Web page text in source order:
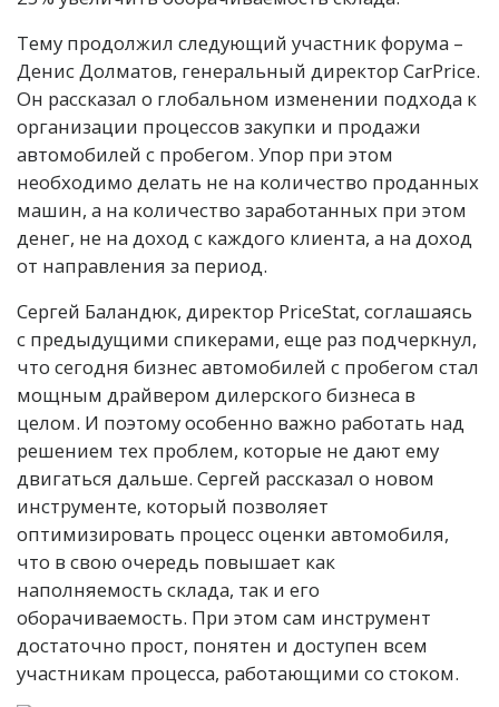
Тему продолжил следующий участник форума –
Денис Долматов, генеральный директор CarPrice.
Он рассказал о глобальном изменении подхода к
организации процессов закупки и продажи
автомобилей с пробегом. Упор при этом
необходимо делать не на количество проданных
машин, а на количество заработанных при этом
денег, не на доход с каждого клиента, а на доход
от направления за период.
Сергей Баландюк, директор PriceStat, соглашаясь
с предыдущими спикерами, еще раз подчеркнул,
что сегодня бизнес автомобилей с пробегом стал
мощным драйвером дилерского бизнеса в
целом. И поэтому особенно важно работать над
решением тех проблем, которые не дают ему
двигаться дальше. Сергей рассказал о новом
инструменте, который позволяет
оптимизировать процесс оценки автомобиля,
что в свою очередь повышает как
наполняемость склада, так и его
оборачиваемость. При этом сам инструмент
достаточно прост, понятен и доступен всем
участникам процесса, работающими со стоком.